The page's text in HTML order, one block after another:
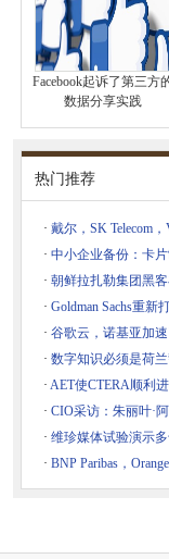
Facebook起诉了第三方
数据分享实践
热门推荐
· 戴尔，SK Telecom
· 中小企业备份：卡
· 朝鲜拉扎勒集团黑
· Goldman Sachs重新
· 谷歌云，诺基亚加
· 数字知识必须是荷
· AET使CTERA顺利
· CIO采访：朱丽叶·
· 维珍媒体试验演示
· BNP Paribas，